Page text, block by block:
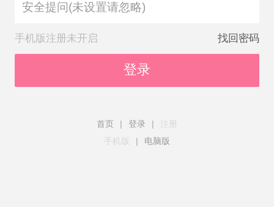
安全提问(未设置请忽略)
手机版注册未开启 找回密码
登录
首页 | 登录 |
注册
手机版
| 电脑版